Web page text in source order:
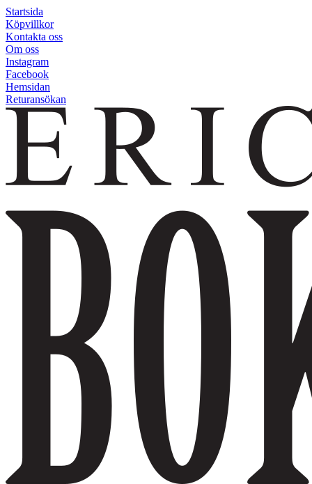
Startsida
Köpvillkor
Kontakta oss
Om oss
Instagram
Facebook
Hemsidan
Returansökan